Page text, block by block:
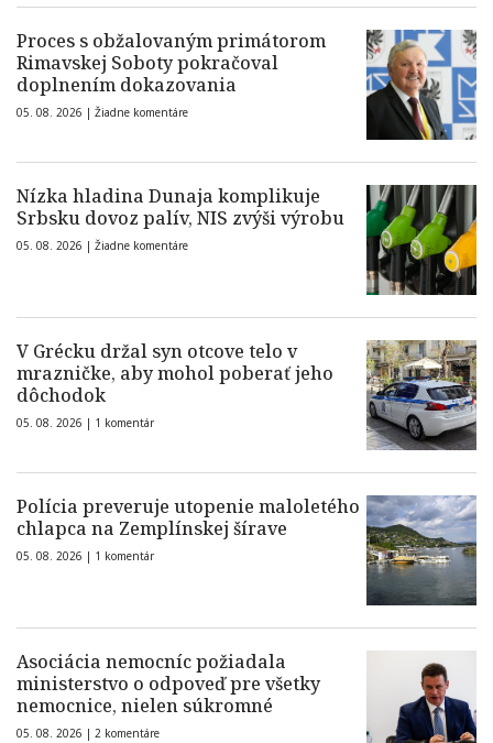
Proces s obžalovaným primátorom
Rimavskej Soboty pokračoval
doplnením dokazovania
05. 08. 2026 | Žiadne komentáre
Nízka hladina Dunaja komplikuje
Srbsku dovoz palív, NIS zvýši výrobu
05. 08. 2026 | Žiadne komentáre
V Grécku držal syn otcove telo v
mrazničke, aby mohol poberať jeho
dôchodok
05. 08. 2026 | 1 komentár
Polícia preveruje utopenie maloletého
chlapca na Zemplínskej šírave
05. 08. 2026 | 1 komentár
Asociácia nemocníc požiadala
ministerstvo o odpoveď pre všetky
nemocnice, nielen súkromné
05. 08. 2026 | 2 komentáre